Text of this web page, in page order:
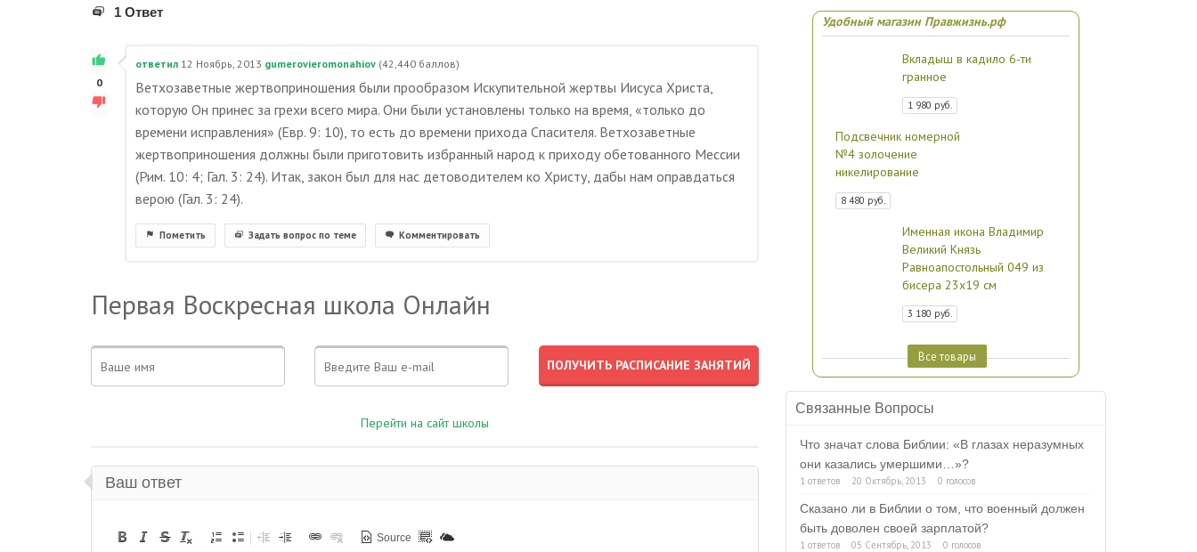
1 Ответ
0
ответил 12 Ноябрь, 2013 gumerovieromonahiov (42,440 баллов)
Ветхозаветные жертвоприношения были прообразом Искупительной жертвы Иисуса Христа,
которую Он принес за грехи всего мира. Они были установлены только на время, «только до
времени исправления» (Евр. 9: 10), то есть до времени прихода Спасителя. Ветхозаветные
жертвоприношения должны были приготовить избранный народ к приходу обетованного Мессии
(Рим. 10: 4; Гал. 3: 24). Итак, закон был для нас детоводителем ко Христу, дабы нам оправдаться
верою (Гал. 3: 24).
Пометить Задать вопрос по теме Комментировать
Первая Воскресная школа Онлайн
Перейти на сайт школы
Ваш ответ
Source
Удобный магазин Правжизнь.рф
Вкладыш в кадило 6-ти
гранное
1 980 руб.
Подсвечник номерной
№4 золочение
никелирование
8 480 руб.
Именная икона Владимир
Великий Князь
Равноапостольный 049 из
бисера 23х19 см
3 180 руб.
Все товары
Связанные Вопросы
Что значат слова Библии: «В глазах неразумных
они казались умершими…»?
1 ответов 20 Октябрь, 2013 0 голосов
Сказано ли в Библии о том, что военный должен
быть доволен своей зарплатой?
1 ответов 05 Сентябрь, 2013 0 голосов